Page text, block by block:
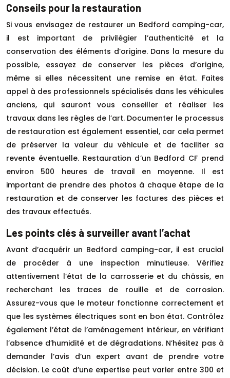
Conseils pour la restauration
Si vous envisagez de restaurer un Bedford camping-car,
il est important de privilégier l’authenticité et la
conservation des éléments d’origine. Dans la mesure du
possible, essayez de conserver les pièces d’origine,
même si elles nécessitent une remise en état. Faites
appel à des professionnels spécialisés dans les véhicules
anciens, qui sauront vous conseiller et réaliser les
travaux dans les règles de l’art. Documenter le processus
de restauration est également essentiel, car cela permet
de préserver la valeur du véhicule et de faciliter sa
revente éventuelle. Restauration d’un Bedford CF prend
environ 500 heures de travail en moyenne. Il est
important de prendre des photos à chaque étape de la
restauration et de conserver les factures des pièces et
des travaux effectués.
Les points clés à surveiller avant l’achat
Avant d’acquérir un Bedford camping-car, il est crucial
de procéder à une inspection minutieuse. Vérifiez
attentivement l’état de la carrosserie et du châssis, en
recherchant les traces de rouille et de corrosion.
Assurez-vous que le moteur fonctionne correctement et
que les systèmes électriques sont en bon état. Contrôlez
également l’état de l’aménagement intérieur, en vérifiant
l’absence d’humidité et de dégradations. N’hésitez pas à
demander l’avis d’un expert avant de prendre votre
décision. Le coût d’une expertise peut varier entre 300 et